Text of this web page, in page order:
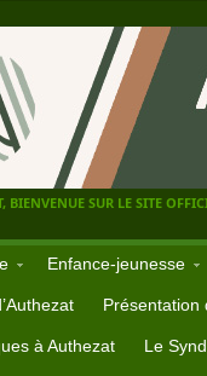
BIENVENUE SUR LE SITE
Enfance-jeunesse
Présentation
à Authezat Le